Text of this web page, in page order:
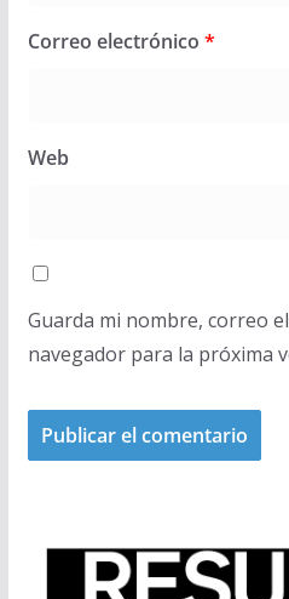
Correo electrónico *
Web
Guarda mi nombre, correo
navegador para la próxima